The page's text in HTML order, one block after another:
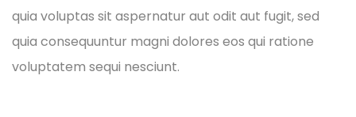
quia voluptas sit aspernatur aut odit aut fugit, sed
quia consequuntur magni dolores eos qui ratione
voluptatem sequi nesciunt.